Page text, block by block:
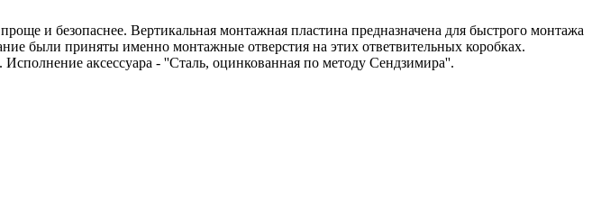
и безопаснее. Вертикальная монтажная пластина предназначена для быстрого монтажа
были приняты именно монтажные отверстия на этих ответвительных коробках.
аксессуара - ''Сталь, оцинкованная по методу Сендзимира''.